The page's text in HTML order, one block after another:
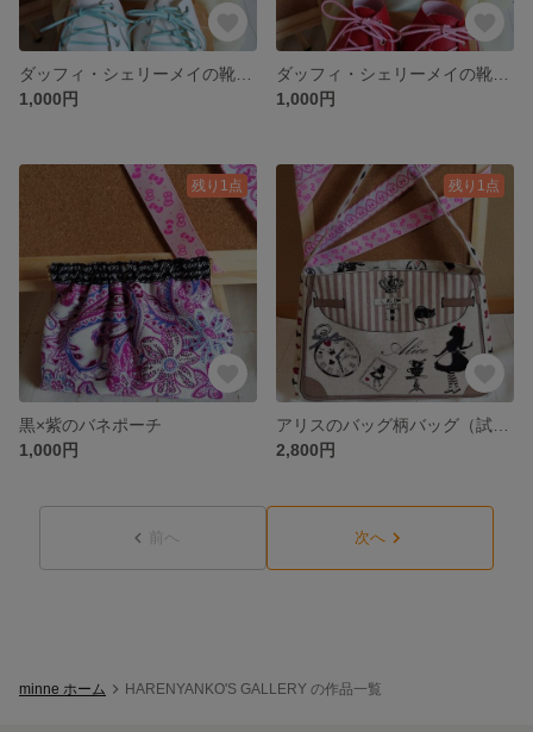
1,000円
1,000円
残り1点
黒×紫のバネポーチ
1,000円
残り1点
2,800円
前へ 次へ
minne ホーム HARENYANKO'S GALLERY の作品一覧